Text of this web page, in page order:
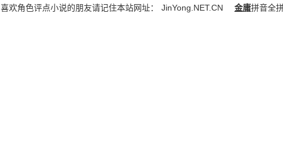
喜欢角色评点小说的朋友请记住本站网址： JinYong.NET.CN 金庸拼音全